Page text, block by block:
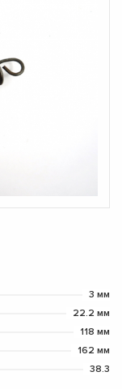
3 мм
22.2 мм
118 мм
162 мм
38.3